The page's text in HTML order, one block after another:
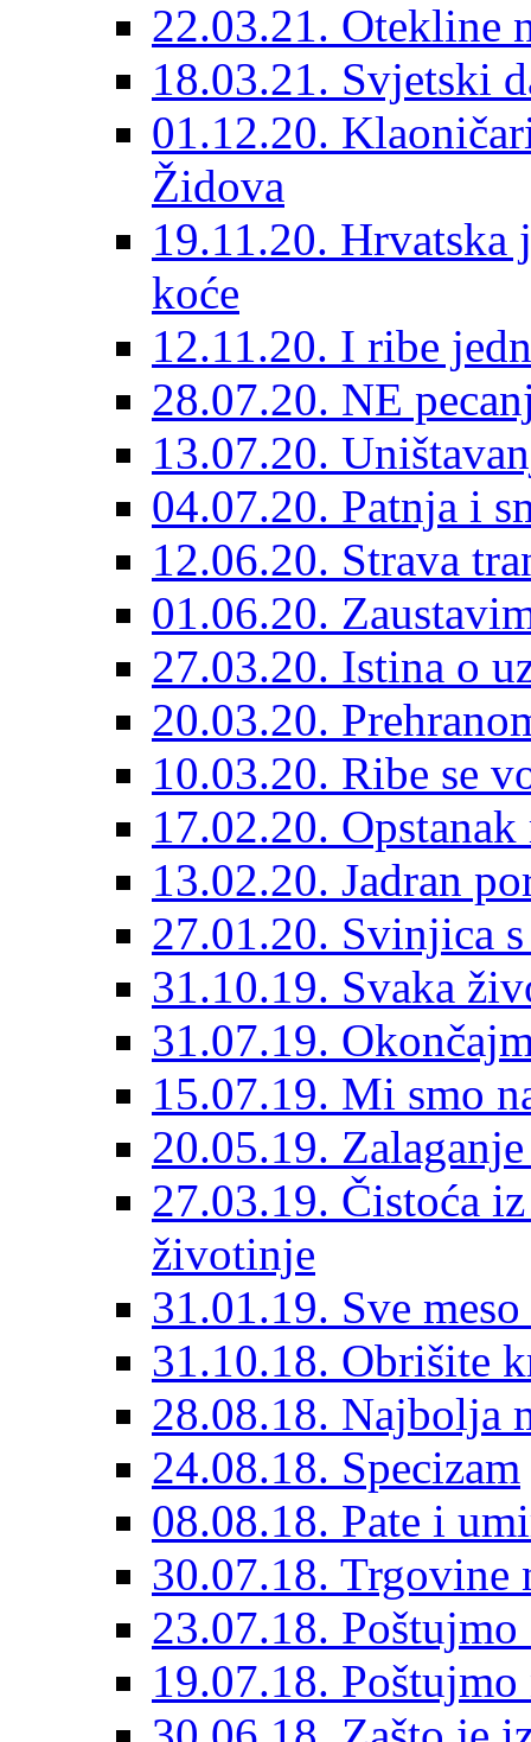
22.03.21. Otekline
18.03.21. Svjetski
01.12.20.
Židova
19.11.20. Hrvatska
koće
12.11.20. I ribe
28.07.20. NE
13.07.20.
04.07.20. Patnja i
12.06.20. Strava
01.06.20.
27.03.20. Istina o
20.03.20.
10.03.20. Ribe se
17.02.20.
13.02.20. Jadran
27.01.20. Svinjica
31.10.19. Svaka
31.07.19.
15.07.19. Mi smo
20.05.19.
27.03.19. Čistoća
životinje
31.01.19. Sve
31.10.18. Obrišite
28.08.18. Najbolja
24.08.18. Specizam
08.08.18. Pate i
30.07.18. Trgovine
23.07.18.
19.07.18. Poštujmo